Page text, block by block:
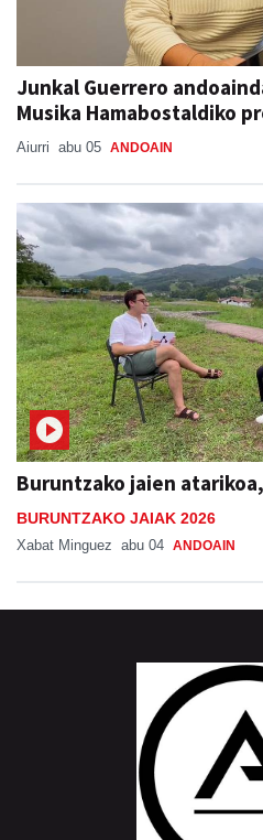
Junkal Guerrero
Musika Hamabostaldiko
Aiurri abu 05 ANDOAIN
Buruntzako jaien
BURUNTZAKO JAIAK 2026
Xabat Minguez abu 04 ANDOAIN